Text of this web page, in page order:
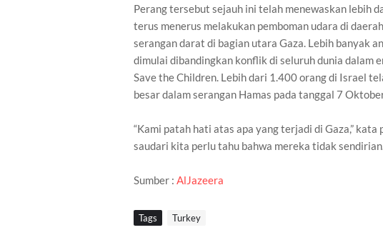
Perang tersebut sejauh ini telah menewaskan lebih
terus menerus melakukan pemboman udara di
serangan darat di bagian utara Gaza. Lebih banyak
dimulai dibandingkan konflik di seluruh dunia dalam
Save the Children. Lebih dari 1.400 orang di Israel
besar dalam serangan Hamas pada tanggal 7
“Kami patah hati atas apa yang terjadi di Gaza,” kata
saudari kita perlu tahu bahwa mereka tidak
Sumber : AlJazeera
Tags Turkey